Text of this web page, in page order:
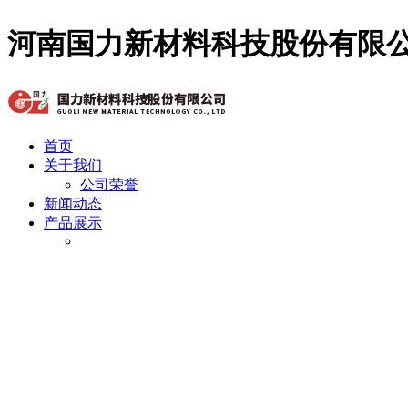
河南国力新材料科技股份有限
首页
关于我们
公司荣誉
新闻动态
产品展示